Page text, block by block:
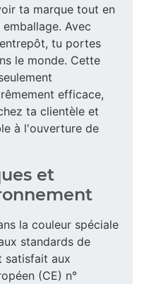
ta marque tout en
Avec
tu portes
le monde. Cette
efficace,
ta clientèle et
à l'ouverture de
et
la couleur spéciale
standards de
satisfait aux
(CE) n°